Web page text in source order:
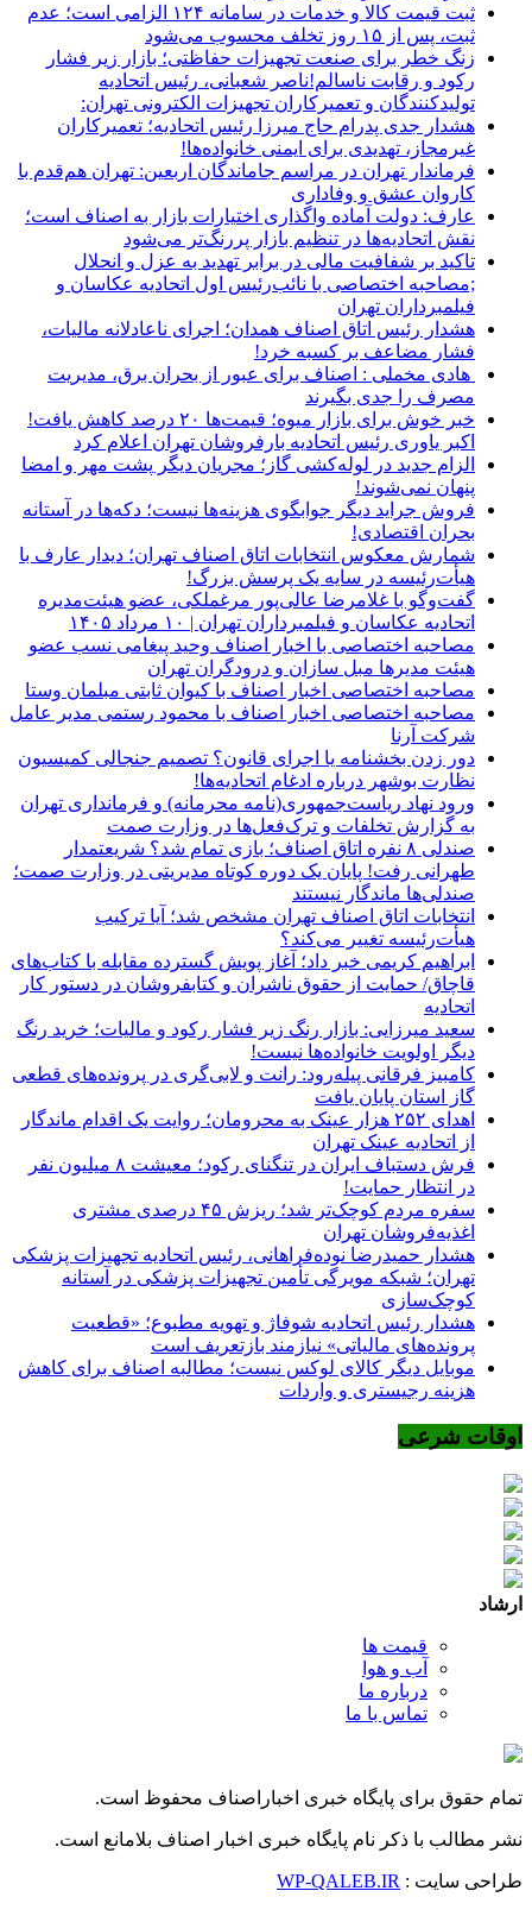
ثبت قیمت کالا و خدمات در سامانه ۱۲۴ الزامی است؛ عدم
ثبت، پس از ۱۵ روز تخلف محسوب می‌شود
زنگ خطر برای صنعت تجهیزات حفاظتی؛ بازار زیر فشار
رکود و رقابت ناسالم!ناصر شعبانی، رئیس اتحادیه
تولیدکنندگان و تعمیرکاران تجهیزات الکترونی تهران:
هشدار جدی پدرام حاج میرزا رئیس اتحادیه؛ تعمیرکاران
غیرمجاز، تهدیدی برای ایمنی خانواده‌ها!
فرماندار تهران در مراسم جاماندگان اربعین: تهران هم‌قدم با
کاروان عشق و وفاداری
عارف: دولت آماده واگذاری اختیارات بازار به اصناف است؛
نقش اتحادیه‌ها در تنظیم بازار پررنگ‌تر می‌شود
تاکید بر شفافیت مالی در برابر تهدید به عزل و انحلال
;مصاحبه اختصاصی با نائب‌رئیس اول اتحادیه عکاسان و
فیلمبرداران تهران
هشدار رئیس اتاق اصناف همدان؛ اجرای ناعادلانه مالیات،
فشار مضاعف بر کسبه خرد!
هادی مخملی : اصناف برای عبور از بحران برق، مدیریت
مصرف را جدی بگیرند
خبر خوش برای بازار میوه؛ قیمت‌ها ۲۰ درصد کاهش یافت!
اکبر یاوری رئیس اتحادیه بارفروشان تهران اعلام کرد
الزام جدید در لوله‌کشی گاز؛ مجریان دیگر پشت مهر و امضا
پنهان نمی‌شوند!
فروش جراید دیگر جوابگوی هزینه‌ها نیست؛ دکه‌ها در آستانه
بحران اقتصادی!
شمارش معکوس انتخابات اتاق اصناف تهران؛ دیدار عارف با
هیأت‌رئیسه در سایه یک پرسش بزرگ!
گفت‌وگو با غلامرضا عالی‌پور مرغملکی، عضو هیئت‌مدیره
اتحادیه عکاسان و فیلمبرداران تهران | ۱۰ مرداد ۱۴۰۵
مصاحبه اختصاصی با اخبار اصناف وحید پیغامی نسب عضو
هیئت مدیرها مبل سازان و درودگران تهران
مصاحبه اختصاصی اخبار اصناف با کیوان ثابتی مبلمان وستا
مصاحبه اختصاصی اخبار اصناف با محمود رستمی مدیر عامل
شرکت آرنا
دور زدن بخشنامه یا اجرای قانون؟ تصمیم جنجالی کمیسیون
نظارت بوشهر درباره ادغام اتحادیه‌ها!
ورود نهاد ریاست‌جمهوری(نامه محرمانه) و فرمانداری تهران
به گزارش تخلفات و ترک‌فعل‌ها در وزارت صمت
صندلی ۸ نفره اتاق اصناف؛ بازی تمام شد؟ شریعتمدار
طهرانی رفت! پایان یک دوره کوتاه مدیریتی در وزارت صمت؛
صندلی‌ها ماندگار نیستند
انتخابات اتاق اصناف تهران مشخص شد؛ آیا ترکیب
هیأت‌رئیسه تغییر می‌کند؟
ابراهیم کریمی خبر داد؛ آغاز پویش گسترده مقابله با کتاب‌های
قاچاق/ حمایت از حقوق ناشران و کتابفروشان در دستور کار
اتحادیه
سعید میرزایی: بازار رنگ زیر فشار رکود و مالیات؛ خرید رنگ
دیگر اولویت خانواده‌ها نیست!
کامبیز فرقانی پیله‌رود: رانت و لابی‌گری در پرونده‌های قطعی
گاز استان پایان یافت
اهدای ۲۵۲ هزار عینک به محرومان؛ روایت یک اقدام ماندگار
از اتحادیه عینک تهران
فرش دستباف ایران در تنگنای رکود؛ معیشت ۸ میلیون نفر
در انتظار حمایت!
سفره مردم کوچک‌تر شد؛ ریزش ۴۵ درصدی مشتری
اغذیه‌فروشان تهران
هشدار حمیدرضا نوده‌فراهانی، رئیس اتحادیه تجهیزات پزشکی
تهران؛ شبکه مویرگی تأمین تجهیزات پزشکی در آستانه
کوچک‌سازی
هشدار رئیس اتحادیه شوفاژ و تهویه مطبوع؛ «قطعیت
پرونده‌های مالیاتی» نیازمند بازتعریف است
موبایل دیگر کالای لوکس نیست؛ مطالبه اصناف برای کاهش
هزینه رجیستری و واردات
اوقات شرعی
ارشاد
قیمت ها
آب و هوا
درباره ما
تماس با ما
تمام حقوق برای پایگاه خبری اخباراصناف محفوظ است.
نشر مطالب با ذکر نام پایگاه خبری اخبار اصناف بلامانع است.
طراحی سایت : WP-QALEB.IR